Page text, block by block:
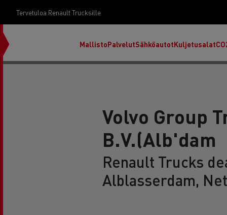
Tervetuloa Renault Trucksille
MallistoPalvelutSähköautotKuljetusalat
Volvo Group
B.V.(Alb'dam
Renault Trucks
Alblasserdam,